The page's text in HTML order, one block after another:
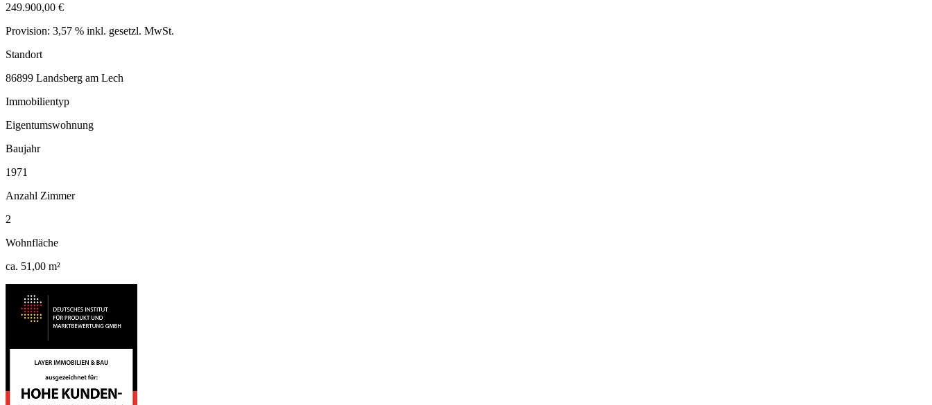
249.900,00 €
Provision: 3,57 % inkl. gesetzl. MwSt.
Standort
86899 Landsberg am Lech
Immobilientyp
Eigentumswohnung
Baujahr
1971
Anzahl Zimmer
2
Wohnfläche
ca. 51,00 m²